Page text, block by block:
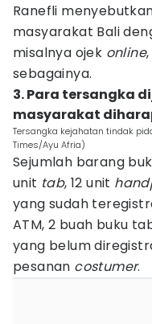
Ranefli
masyarakat Bali
misalnya ojek online
sebagainya.
3. Para tersangka
masyarakat
Tersangka kejahatan tindak
Times/Ayu Afria)
Sejumlah barang
unit tab, 12 unit
yang sudah
ATM, 2 buah buku
yang belum
pesanan costumer.